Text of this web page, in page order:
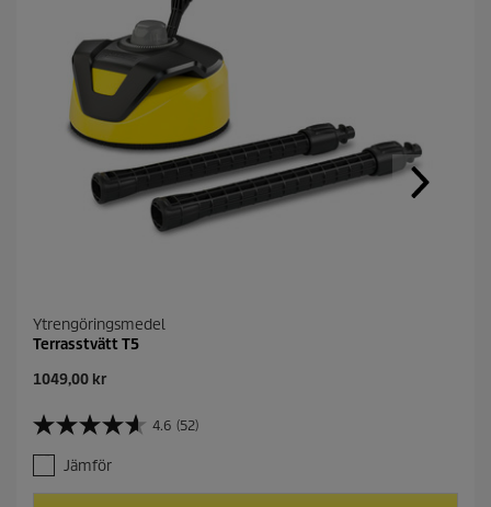
Ytrengöringsmedel
Terrasstvätt T5
C
r
e
n
t
1049,00 kr
4.6 (52)
4
.
6
a
Jämför